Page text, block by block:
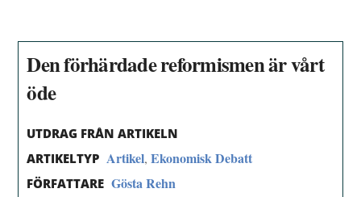
Den förhärdade reformismen är vårt
öde
UTDRAG FRÅN ARTIKELN
ARTIKELTYP Artikel,Ekonomisk Debatt
FÖRFATTARE Gösta Rehn